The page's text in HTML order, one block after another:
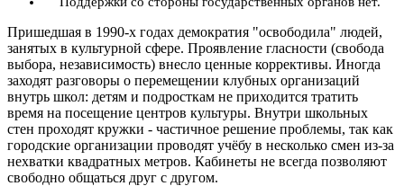
Пришедшая в 1990-х годах демократия "освободила" людей,
занятых в культурной сфере. Проявление гласности (свобода
выбора, независимость) внесло ценные коррективы. Иногда
заходят разговоры о перемещении клубных организаций
внутрь школ: детям и подросткам не приходится тратить
время на посещение центров культуры. Внутри школьных
стен проходят кружки - частичное решение проблемы, так как
городские организации проводят учёбу в несколько смен из-за
нехватки квадратных метров. Кабинеты не всегда позволяют
свободно общаться друг с другом.